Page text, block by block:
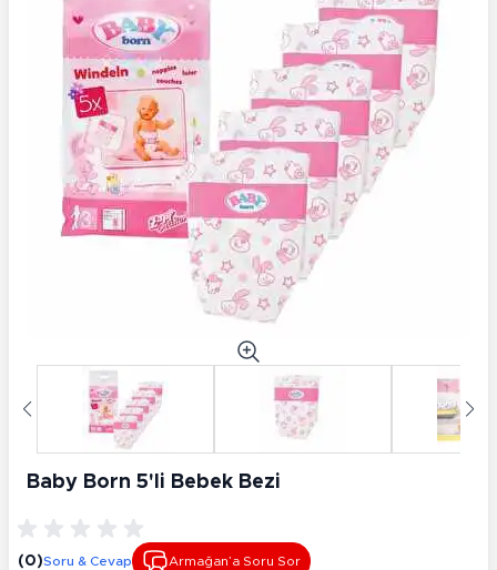
Baby Born 5'li Bebek Bezi
(0)Soru & Cevap Armağan’a Soru Sor